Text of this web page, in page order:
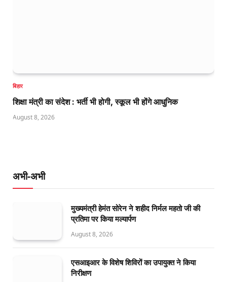
बिहार
शिक्षा मंत्री का संदेश : भर्ती भी होगी, स्कूल भी होंगे आधुनिक
August 8, 2026
अभी-अभी
मुख्यमंत्री हेमंत सोरेन ने शहीद निर्मल महतो जी की
प्रतिमा पर किया मल्यार्पण
August 8, 2026
एसआइआर के विशेष शिविरों का उपायुक्त ने किया
निरीक्षण